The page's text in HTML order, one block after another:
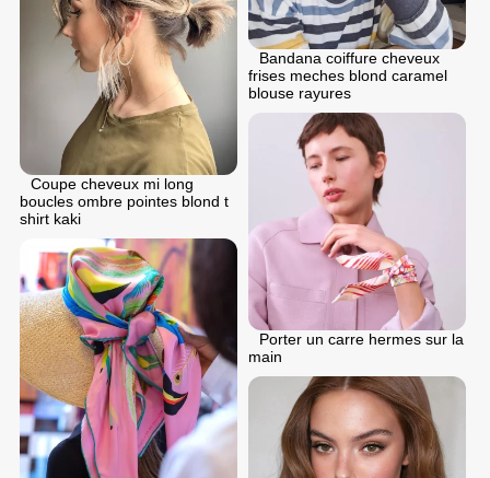
Bandana coiffure cheveux
frises meches blond caramel
blouse rayures
Coupe cheveux mi long
boucles ombre pointes blond t
shirt kaki
Porter un carre hermes sur la
main